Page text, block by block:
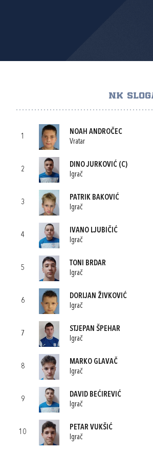
NK
1
NOAH ANDROČEC
Vratar
2
DINO JURKOVIĆ (C)
Igrač
3
PATRIK BAKOVIĆ
Igrač
4
IVANO LJUBIČIĆ
Igrač
5
TONI BRDAR
Igrač
6
DORIJAN ŽIVKOVIĆ
Igrač
7
STJEPAN ŠPEHAR
Igrač
8
MARKO GLAVAČ
Igrač
9
DAVID BEĆIREVIĆ
Igrač
10
PETAR VUKŠIĆ
Igrač